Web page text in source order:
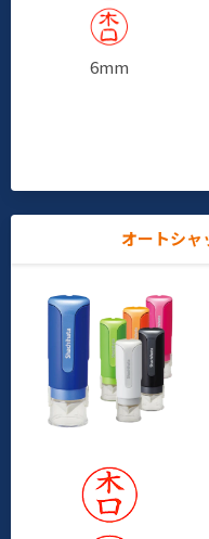
6mm
オートシャ